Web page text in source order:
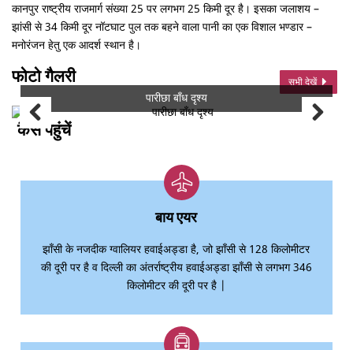
कानपुर राष्ट्रीय राजमार्ग संख्या 25 पर लगभग 25 किमी दूर है। इसका जलाशय –
झांसी से 34 किमी दूर नॉटघाट पुल तक बहने वाला पानी का एक विशाल भण्डार –
मनोरंजन हेतु एक आदर्श स्थान है।
फोटो गैलरी सभी देखें
पारीछा बाँध दृश्य
कैसे पहुंचें
बाय एयर
झाँसी के नजदीक ग्वालियर हवाईअड्डा है, जो झाँसी से 128 किलोमीटर
की दूरी पर है व दिल्ली का अंतर्राष्ट्रीय हवाईअड्डा झाँसी से लगभग 346
किलोमीटर की दूरी पर है |